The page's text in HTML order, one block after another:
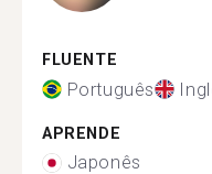
FLUENTE
Português
APRENDE
Japonês